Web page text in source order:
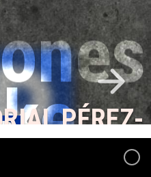
ones
kePÉREZ-